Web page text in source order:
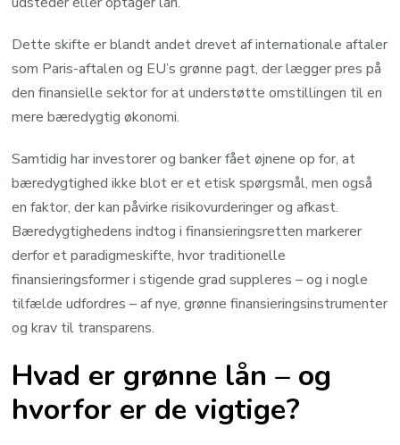
Dette skifte er blandt andet drevet af internationale aftaler
som Paris-aftalen og EU’s grønne pagt, der lægger pres på
den finansielle sektor for at understøtte omstillingen til en
mere bæredygtig økonomi.
Samtidig har investorer og banker fået øjnene op for, at
bæredygtighed ikke blot er et etisk spørgsmål, men også
en faktor, der kan påvirke risikovurderinger og afkast.
Bæredygtighedens indtog i finansieringsretten markerer
derfor et paradigmeskifte, hvor traditionelle
finansieringsformer i stigende grad suppleres – og i nogle
tilfælde udfordres – af nye, grønne finansieringsinstrumenter
og krav til transparens.
Hvad er grønne lån – og
hvorfor er de vigtige?